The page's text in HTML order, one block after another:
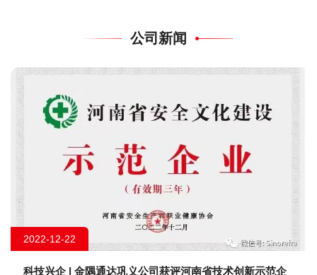
公司新闻
2022-12-22
科技兴企 | 金隅通达巩义公司获评河南省技术创新示范企